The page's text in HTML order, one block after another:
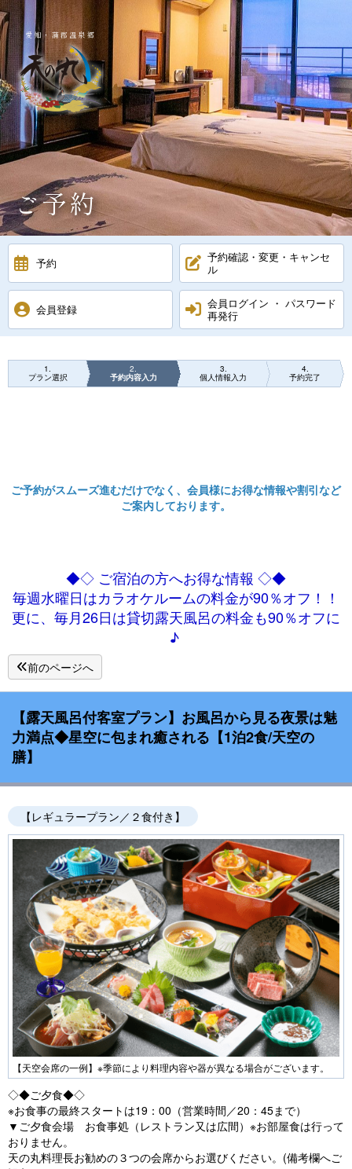
愛知・蒲郡温泉郷
ご予約
予約
予約確認・変更・キャンセ
ル
会員登録
会員ログイン ・ パスワード
再発行
1
プラン選択
2
予約内容入力
3
個人情報入力
4
予約完了
ご予約がスムーズ進むだけでなく、会員様にお得な情報や割引など
ご案内しております。
◆◇ ご宿泊の方へお得な情報 ◇◆
毎週水曜日はカラオケルームの料金が90％オフ！！
更に、毎月26日は貸切露天風呂の料金も90％オフに
♪
前のページへ
【露天風呂付客室プラン】お風呂から見る夜景は魅
力満点◆星空に包まれ癒される【1泊2食/天空の
膳】
【レギュラープラン／２食付き】
【天空会席の一例】※季節により料理内容や器が異なる場合がございます。
◇◆ご夕食◆◇
※お食事の最終スタートは19：00（営業時間／20：45まで）
▼ご夕食会場 お食事処（レストラン又は広間）※お部屋食は行って
おりません。
天の丸料理長お勧めの３つの会席からお選びください。(備考欄へご